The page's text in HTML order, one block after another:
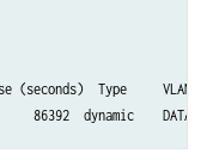
(seconds)  Type     VLAN